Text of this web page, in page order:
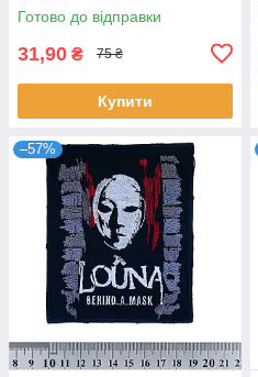
Готово до відправки
31,90 ₴ 75 ₴
Купити
–57%